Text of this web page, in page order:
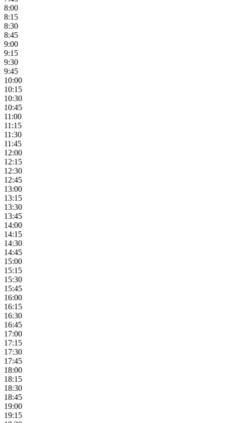
8:00
8:15
8:30
8:45
9:00
9:15
9:30
9:45
10:00
10:15
10:30
10:45
11:00
11:15
11:30
11:45
12:00
12:15
12:30
12:45
13:00
13:15
13:30
13:45
14:00
14:15
14:30
14:45
15:00
15:15
15:30
15:45
16:00
16:15
16:30
16:45
17:00
17:15
17:30
17:45
18:00
18:15
18:30
18:45
19:00
19:15